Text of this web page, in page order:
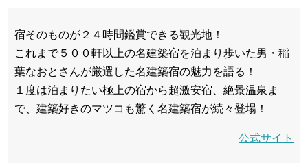
宿そのものが２４時間鑑賞できる観光地！
これまで５００軒以上の名建築宿を泊まり歩いた男・稲
葉なおとさんが厳選した名建築宿の魅力を語る！
１度は泊まりたい極上の宿から超激安宿、絶景温泉ま
で、建築好きのマツコも驚く名建築宿が続々登場！
公式サイト